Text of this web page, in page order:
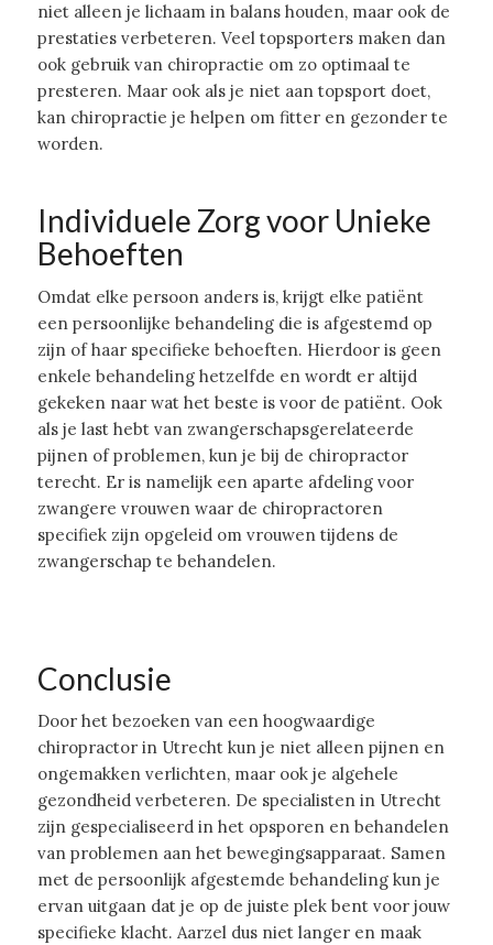
niet alleen je lichaam in balans houden, maar ook de
prestaties verbeteren. Veel topsporters maken dan
ook gebruik van chiropractie om zo optimaal te
presteren. Maar ook als je niet aan topsport doet,
kan chiropractie je helpen om fitter en gezonder te
worden.
Individuele Zorg voor Unieke
Behoeften
Omdat elke persoon anders is, krijgt elke patiënt
een persoonlijke behandeling die is afgestemd op
zijn of haar specifieke behoeften. Hierdoor is geen
enkele behandeling hetzelfde en wordt er altijd
gekeken naar wat het beste is voor de patiënt. Ook
als je last hebt van zwangerschapsgerelateerde
pijnen of problemen, kun je bij de chiropractor
terecht. Er is namelijk een aparte afdeling voor
zwangere vrouwen waar de chiropractoren
specifiek zijn opgeleid om vrouwen tijdens de
zwangerschap te behandelen.
Conclusie
Door het bezoeken van een hoogwaardige
chiropractor in Utrecht kun je niet alleen pijnen en
ongemakken verlichten, maar ook je algehele
gezondheid verbeteren. De specialisten in Utrecht
zijn gespecialiseerd in het opsporen en behandelen
van problemen aan het bewegingsapparaat. Samen
met de persoonlijk afgestemde behandeling kun je
ervan uitgaan dat je op de juiste plek bent voor jouw
specifieke klacht. Aarzel dus niet langer en maak